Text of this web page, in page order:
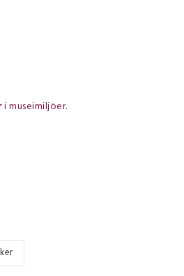
i museimiljöer.